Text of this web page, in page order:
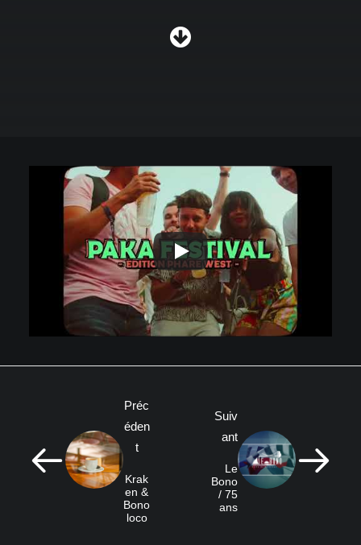
Préc
éden
t
Krak
en &
Bono
loco
Suiv
ant
Le
Bono
/ 75
ans